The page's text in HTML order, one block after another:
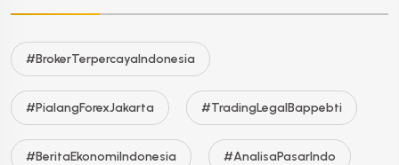
#BrokerTerpercayaIndonesia
#PialangForexJakarta #TradingLegalBappebti
#BeritaEkonomiIndonesia #AnalisaPasarIndo